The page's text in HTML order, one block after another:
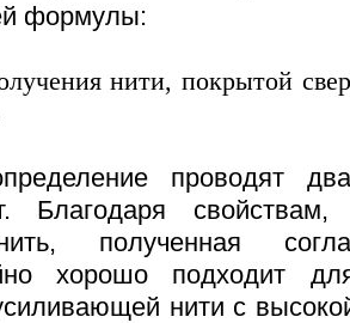
формулы:
проводят
Благодаря
полученная
хорошо подходит
нити с